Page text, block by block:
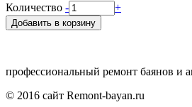
Количество - +
профессиональный ремонт баянов и
© 2016 сайт Remont-bayan.ru